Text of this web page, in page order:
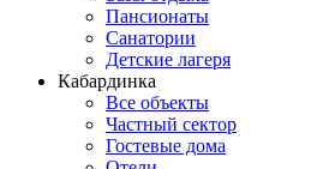
Пансионаты
Санатории
Детские лагеря
Кабардинка
Все объекты
Частный сектор
Гостевые дома